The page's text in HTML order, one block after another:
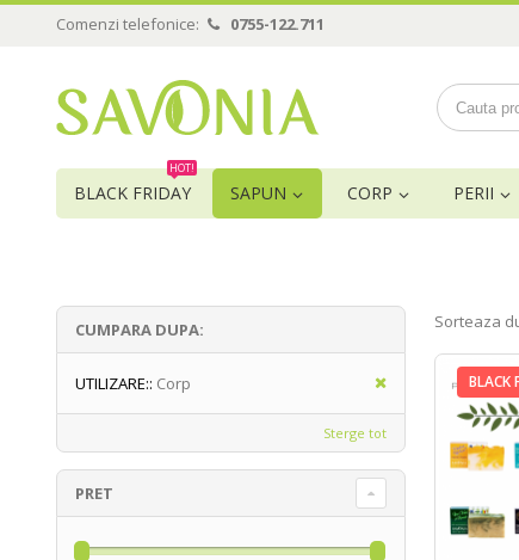
Comenzi telefonice: 0755-122.711
BLACK FRIDAY
HOT!
SAPUN CORP PERII
Sorteaza
BLACK
CUMPARA DUPA:
UTILIZARE:: Corp
Sterge tot
PRET